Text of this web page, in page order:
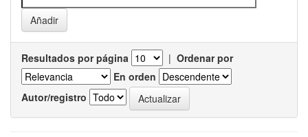
Resultados por página | Ordenar por
En orden
Autor/registro